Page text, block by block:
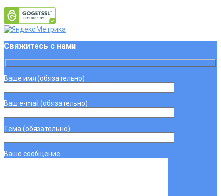
Свяжитесь с нами
Ваше имя (обязательно)
Ваш e-mail (обязательно)
Тема (обязательно)
Ваше сообщение